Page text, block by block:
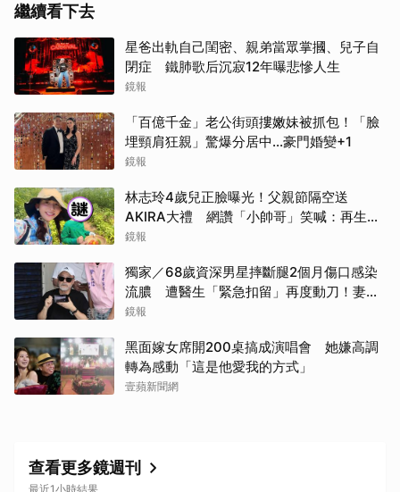
繼續看下去
星爸出軌自己閨密、親弟當眾掌摑、兒子自
閉症 鐵肺歌后沉寂12年曝悲慘人生
鏡報
「百億千金」老公街頭摟嫩妹被抓包！「臉
埋頸肩狂親」驚爆分居中...豪門婚變+1
鏡報
林志玲4歲兒正臉曝光！父親節隔空送
AKIRA大禮 網讚「小帥哥」笑喊：再生一
個
鏡報
獨家／68歲資深男星摔斷腿2個月傷口感染
流膿 遭醫生「緊急扣留」再度動刀！妻心
力交瘁曝現況
鏡報
黑面嫁女席開200桌搞成演唱會 她嫌高調
轉為感動「這是他愛我的方式」
壹蘋新聞網
查看更多鏡週刊
最近1小時結果